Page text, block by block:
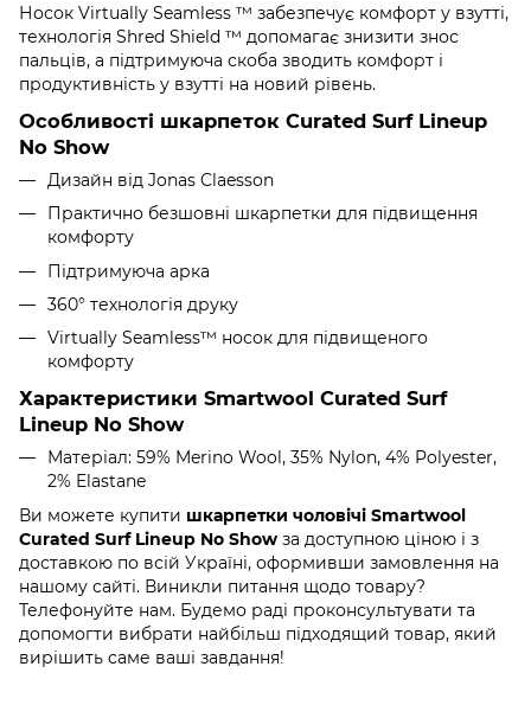
Носок Virtually Seamless ™ забезпечує комфорт у взутті,
технологія Shred Shield ™ допомагає знизити знос
пальців, а підтримуюча скоба зводить комфорт і
продуктивність у взутті на новий рівень.
Особливості шкарпеток Curated Surf Lineup
No Show
Дизайн від Jonas Claesson
Практично безшовні шкарпетки для підвищення
комфорту
Підтримуюча арка
360° технологія друку
Virtually Seamless™ носок для підвищеного
комфорту
Характеристики Smartwool Curated Surf
Lineup No Show
Матеріал: 59% Merino Wool, 35% Nylon, 4% Polyester,
2% Elastane
Ви можете купити шкарпетки чоловічі Smartwool
Curated Surf Lineup No Show за доступною ціною і з
доставкою по всій Україні, оформивши замовлення на
нашому сайті. Виникли питання щодо товару?
Телефонуйте нам. Будемо раді проконсультувати та
допомогти вибрати найбільш підходящий товар, який
вирішить саме ваші завдання!